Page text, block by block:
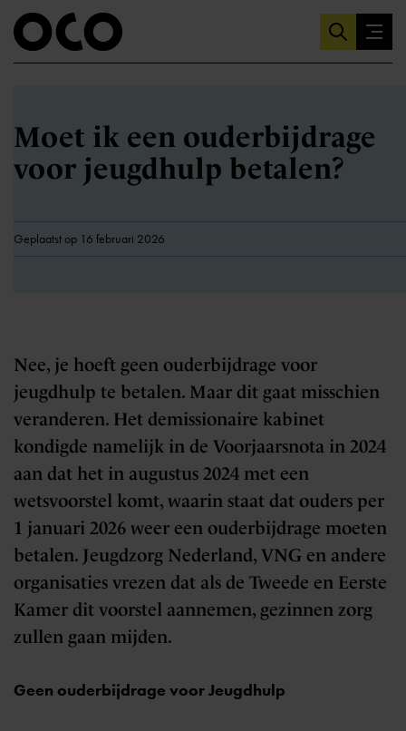
Moet ik een ouderbijdrage
voor jeugdhulp betalen?
Geplaatst op 16 februari 2026
Nee, je hoeft geen ouderbijdrage voor
jeugdhulp te betalen. Maar dit gaat misschien
veranderen. Het demissionaire kabinet
kondigde namelijk in de Voorjaarsnota in 2024
aan dat het in augustus 2024 met een
wetsvoorstel komt, waarin staat dat ouders per
1 januari 2026 weer een ouderbijdrage moeten
betalen. Jeugdzorg Nederland, VNG en andere
organisaties vrezen dat als de Tweede en Eerste
Kamer dit voorstel aannemen, gezinnen zorg
zullen gaan mijden.
Geen ouderbijdrage voor Jeugdhulp